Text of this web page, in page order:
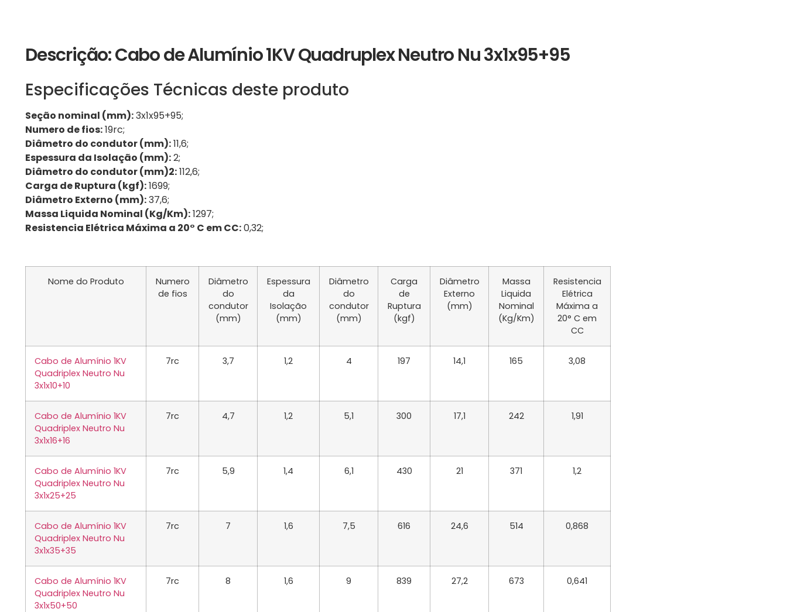
Descrição: Cabo de Alumínio 1KV Quadruplex Neutro Nu 3x1x95+95
Especificações Técnicas deste produto
Seção nominal (mm):3x1x95+95;
Numero de fios:19rc;
Diâmetro do condutor (mm):11,6;
Espessura da Isolação (mm):2;
Diâmetro do condutor (mm)2:112,6;
Carga de Ruptura (kgf):1699;
Diâmetro Externo (mm):37,6;
Massa Liquida Nominal (Kg/Km):1297;
Resistencia Elétrica Máxima a 20° C em CC:0,32;
Nome do Produto
Numero
de fios
Diâmetro
do
condutor
(mm)
Espessura
da
Isolação
(mm)
Diâmetro
do
condutor
(mm)
Carga
de
Ruptura
(kgf)
Diâmetro
Externo
(mm)
Massa
Liquida
Nominal
(Kg/Km)
Resistencia
Elétrica
Máxima a
20° C em
CC
Cabo de Alumínio 1KV
Quadriplex Neutro Nu
3x1x10+10
7rc 3,7 1,2 4 197 14,1 165 3,08
Cabo de Alumínio 1KV
Quadriplex Neutro Nu
3x1x16+16
7rc 4,7 1,2 5,1 300 17,1 242 1,91
Cabo de Alumínio 1KV
Quadriplex Neutro Nu
3x1x25+25
7rc 5,9 1,4 6,1 430 21 371 1,2
Cabo de Alumínio 1KV
Quadriplex Neutro Nu
3x1x35+35
7rc 7 1,6 7,5 616 24,6 514 0,868
Cabo de Alumínio 1KV
Quadriplex Neutro Nu
3x1x50+50
7rc 8 1,6 9 839 27,2 673 0,641